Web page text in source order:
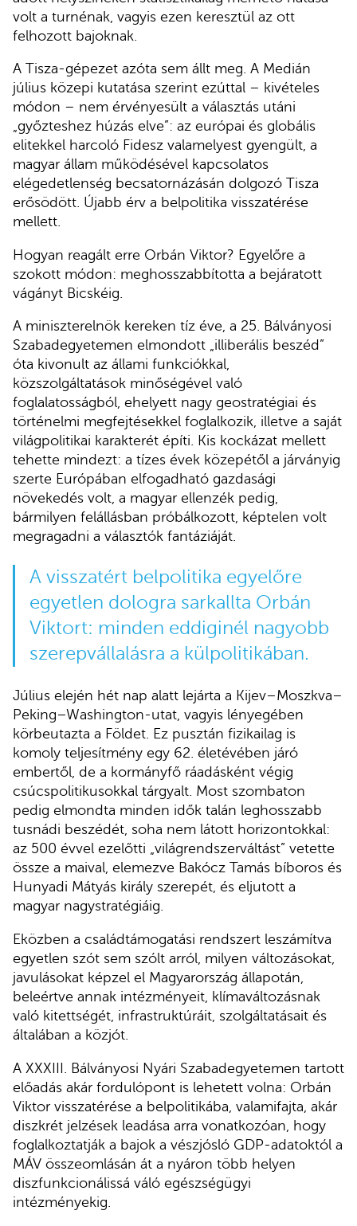
volt a turnénak, vagyis ezen keresztül az ott
felhozott bajoknak.
A Tisza-gépezet azóta sem állt meg. A Medián
július közepi kutatása szerint ezúttal – kivételes
módon – nem érvényesült a választás utáni
„győzteshez húzás elve”: az európai és globális
elitekkel harcoló Fidesz valamelyest gyengült, a
magyar állam működésével kapcsolatos
elégedetlenség becsatornázásán dolgozó Tisza
erősödött. Újabb érv a belpolitika visszatérése
mellett.
Hogyan reagált erre Orbán Viktor? Egyelőre a
szokott módon: meghosszabbította a bejáratott
vágányt Bicskéig.
A miniszterelnök kereken tíz éve, a 25. Bálványosi
Szabadegyetemen elmondott „illiberális beszéd”
óta kivonult az állami funkciókkal,
közszolgáltatások minőségével való
foglalatosságból, ehelyett nagy geostratégiai és
történelmi megfejtésekkel foglalkozik, illetve a saját
világpolitikai karakterét építi. Kis kockázat mellett
tehette mindezt: a tízes évek közepétől a járványig
szerte Európában elfogadható gazdasági
növekedés volt, a magyar ellenzék pedig,
bármilyen felállásban próbálkozott, képtelen volt
megragadni a választók fantáziáját.
A visszatért belpolitika egyelőre
egyetlen dologra sarkallta Orbán
Viktort: minden eddiginél nagyobb
szerepvállalásra a külpolitikában.
Július elején hét nap alatt lejárta a Kijev–Moszkva–
Peking–Washington-utat, vagyis lényegében
körbeutazta a Földet. Ez pusztán fizikailag is
komoly teljesítmény egy 62. életévében járó
embertől, de a kormányfő ráadásként végig
csúcspolitikusokkal tárgyalt. Most szombaton
pedig elmondta minden idők talán leghosszabb
tusnádi beszédét, soha nem látott horizontokkal:
az 500 évvel ezelőtti „világrendszerváltást” vetette
össze a maival, elemezve Bakócz Tamás bíboros és
Hunyadi Mátyás király szerepét, és eljutott a
magyar nagystratégiáig.
Eközben a családtámogatási rendszert leszámítva
egyetlen szót sem szólt arról, milyen változásokat,
javulásokat képzel el Magyarország állapotán,
beleértve annak intézményeit, klímaváltozásnak
való kitettségét, infrastruktúráit, szolgáltatásait és
általában a közjót.
A XXXIII. Bálványosi Nyári Szabadegyetemen tartott
előadás akár fordulópont is lehetett volna: Orbán
Viktor visszatérése a belpolitikába, valamifajta, akár
diszkrét jelzések leadása arra vonatkozóan, hogy
foglalkoztatják a bajok a vészjósló GDP-adatoktól a
MÁV összeomlásán át a nyáron több helyen
diszfunkcionálissá váló egészségügyi
intézményekig.